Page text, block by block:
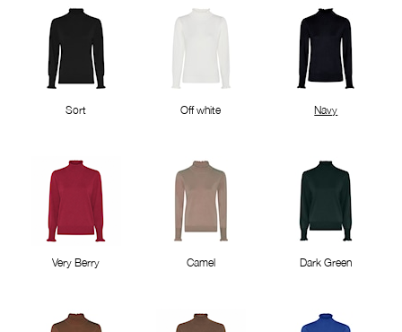
Sort Off white Navy
Very Berry Camel Dark Green